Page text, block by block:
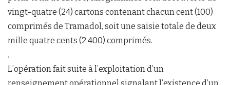
vingt-quatre (24) cartons contenant chacun cent (100)
comprimés de Tramadol, soit une saisie totale de deux
mille quatre cents (2 400) comprimés.
.
L’opération fait suite à l’exploitation d’un